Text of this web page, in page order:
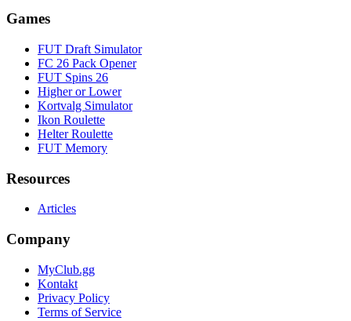
Games
FUT Draft Simulator
FC 26 Pack Opener
FUT Spins 26
Higher or Lower
Kortvalg Simulator
Ikon Roulette
Helter Roulette
FUT Memory
Resources
Articles
Company
MyClub.gg
Kontakt
Privacy Policy
Terms of Service